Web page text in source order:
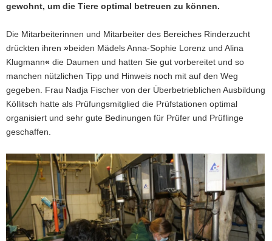
n
gewohnt, um die Tiere optimal betreuen zu können.
Die Mitarbeiterinnen und Mitarbeiter des Bereiches Rinderzucht
drückten ihren »beiden Mädels Anna-Sophie Lorenz und Alina
Klugmann« die Daumen und hatten Sie gut vorbereitet und so
manchen nützlichen Tipp und Hinweis noch mit auf den Weg
gegeben. Frau Nadja Fischer von der Überbetrieblichen Ausbildung
Köllitsch hatte als Prüfungsmitglied die Prüfstationen optimal
organisiert und sehr gute Bedinungen für Prüfer und Prüflinge
geschaffen.